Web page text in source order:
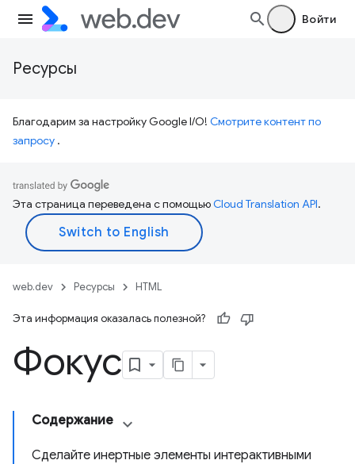
Войти
Ресурсы
Благодарим за настройку Google I/O! Смотрите контент по
запросу .
Эта страница переведена с помощьюCloud Translation API.
web.dev Ресурсы HTML
Эта информация оказалась полезной?
Фокус
Содержание
Сделайте инертные элементы интерактивными